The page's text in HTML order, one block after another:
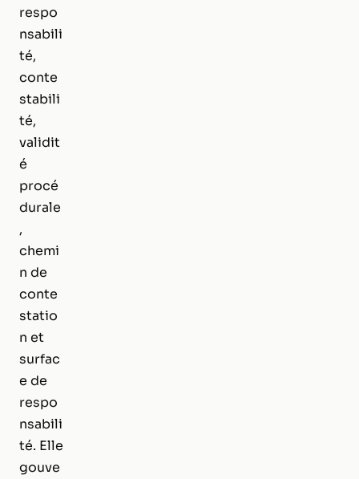
respo
nsabili
té,
conte
stabili
té,
validit
é
procé
durale
,
chemi
n de
conte
statio
n et
surfac
e de
respo
nsabili
té. Elle
gouve